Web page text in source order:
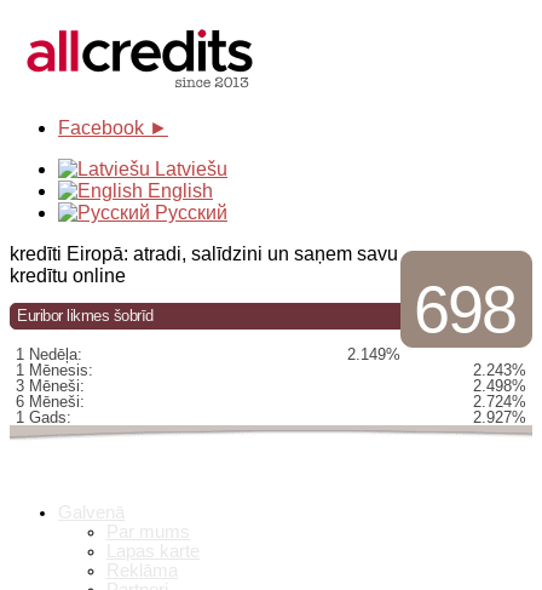
Facebook ►
Latviešu
English
Русский
698
kredīti Eiropā: atradi, salīdzini un saņem savu
kredītu online
Euribor likmes šobrīd
1 Nedēļa:
2.149%
1 Mēnesis:
2.243%
3 Mēneši:
2.498%
6 Mēneši:
2.724%
1 Gads:
2.927%